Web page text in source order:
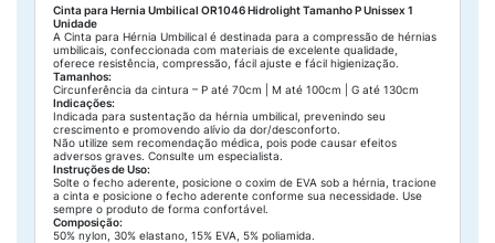
Cinta para Hernia Umbilical OR1046 Hidrolight Tamanho P Unissex 1
Unidade
A Cinta para Hérnia Umbilical é destinada para a compressão de hérnias
umbilicais, confeccionada com materiais de excelente qualidade,
oferece resistência, compressão, fácil ajuste e fácil higienização.
Tamanhos:
Circunferência da cintura – P até 70cm | M até 100cm | G até 130cm
Indicações:
Indicada para sustentação da hérnia umbilical, prevenindo seu
crescimento e promovendo alívio da dor/desconforto.
Não utilize sem recomendação médica, pois pode causar efeitos
adversos graves. Consulte um especialista.
Instruções de Uso:
Solte o fecho aderente, posicione o coxim de EVA sob a hérnia, tracione
a cinta e posicione o fecho aderente conforme sua necessidade. Use
sempre o produto de forma confortável.
Composição:
50% nylon, 30% elastano, 15% EVA, 5% poliamida.